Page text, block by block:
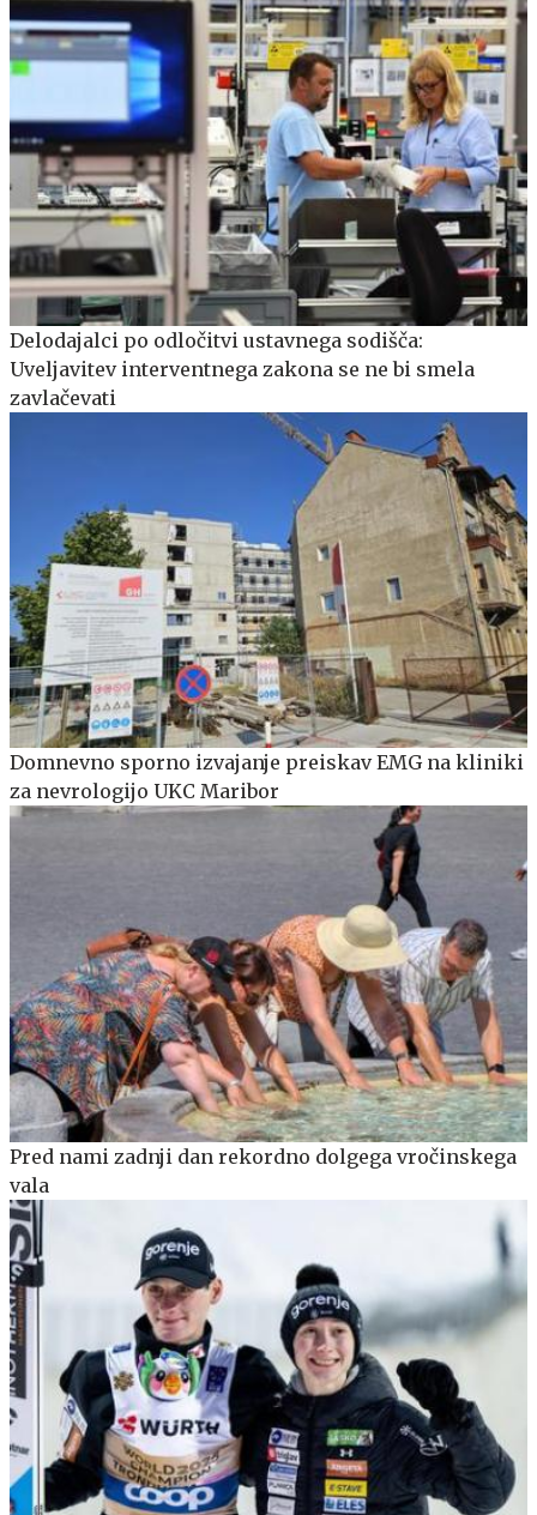
Delodajalci po odločitvi ustavnega sodišča:
Uveljavitev interventnega zakona se ne bi smela
zavlačevati
Domnevno sporno izvajanje preiskav EMG na kliniki
za nevrologijo UKC Maribor
Pred nami zadnji dan rekordno dolgega vročinskega
vala